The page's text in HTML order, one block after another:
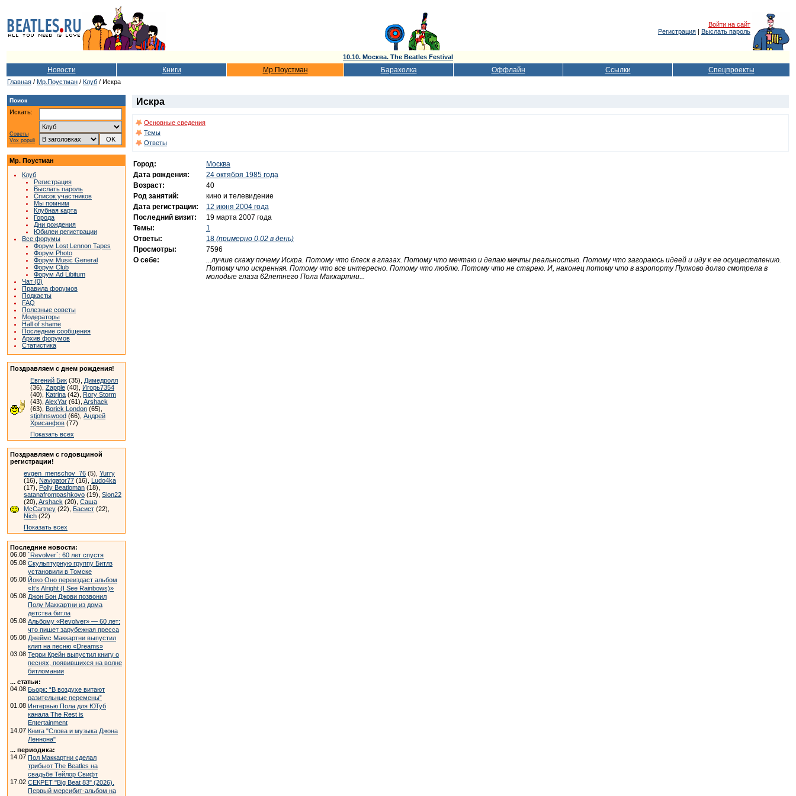
Войти на сайт
Регистрация | Выслать пароль
10.10. Москва. The Beatles Festival
Новости Книги Мр.Поустман Барахолка Оффлайн Ссылки Спецпроекты
Главная / Мр.Поустман / Клуб / Искра
Поиск
Искать:
Советы
Vox populi
Мр. Поустман
Клуб
Регистрация
Выслать пароль
Список участников
Мы помним
Клубная карта
Города
Дни рождения
Юбилеи регистрации
Все форумы
Форум Lost Lennon Tapes
Форум Photo
Форум Music General
Форум Club
Форум Ad Libitum
Чат (0)
Правила форумов
Подкасты
FAQ
Полезные советы
Модераторы
Hall of shame
Последние сообщения
Архив форумов
Статистика
Поздравляем с днем рождения!
Евгений Бик (35), Димедролл
(36), Zapple (40), Игорь7354
(40), Katrina (42), Rory Storm
(43), AlexYar (61), Arshack
(63), Borick London (65),
stjohnswood (66), Андрей
Хрисанфов (77)
Показать всех
Поздравляем с годовщиной
регистрации!
evgen_menschov_76 (5), Yurry
(16), Navigator77 (16), Ludo4ka
(17), Polly Beatloman (18),
satanafrompashkovo (19), Sion22
(20), Arshack (20), Саша
McCartney (22), Басист (22),
Nich (22)
Показать всех
Последние новости:
06.08 `Revolver`: 60 лет спустя
05.08 Скульптурную группу Битлз
установили в Томске
05.08 Йоко Оно переиздаст альбом
«It’s Alright (I See Rainbows)»
05.08 Джон Бон Джови позвонил
Полу Маккартни из дома
детства битла
05.08 Альбому «Revolver» — 60 лет:
что пишет зарубежная пресса
05.08 Джеймс Маккартни выпустил
клип на песню «Dreams»
03.08 Терри Крейн выпустил книгу о
песнях, появившихся на волне
битломании
... статьи:
04.08 Бьорк: “В воздухе витают
разительные перемены”
01.08 Интервью Пола для ЮТуб
канала The Rest is
Entertainment
14.07 Книга "Слова и музыка Джона
Леннона"
... периодика:
14.07 Пол Маккартни сделал
трибьют The Beatles на
свадьбе Тейлор Свифт
17.02 СЕКРЕТ "Big Beat 83" (2026).
Первый мерсибит-альбом на
Искра
Основные сведения
Темы
Ответы
Город:
Москва
Дата рождения:
24 октября 1985 года
Возраст:
40
Род занятий:
кино и телевидение
Дата регистрации:
12 июня 2004 года
Последний визит:
19 марта 2007 года
Темы:
1
Ответы:
18 (примерно 0,02 в день)
Просмотры:
7596
О себе:
...лучше скажу почему Искра. Потому что блеск в глазах. Потому что мечтаю и делаю мечты реальностью. Потому что загораюсь идеей и иду к ее осуществлению.
Потому что искренняя. Потому что все интересно. Потому что люблю. Потому что не старею. И, наконец потому что в аэропорту Пулково долго смотрела в
молодые глаза 62летнего Пола Маккартни...